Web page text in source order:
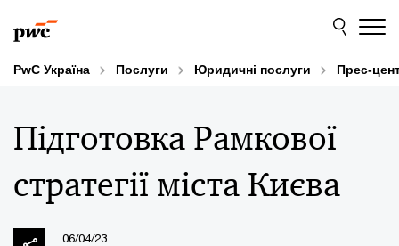
to
content
to
footer
PwC Україна Послуги Юридичні послуги Прес-
Підготовка Рамкової
стратегії міста Києва
06/04/23